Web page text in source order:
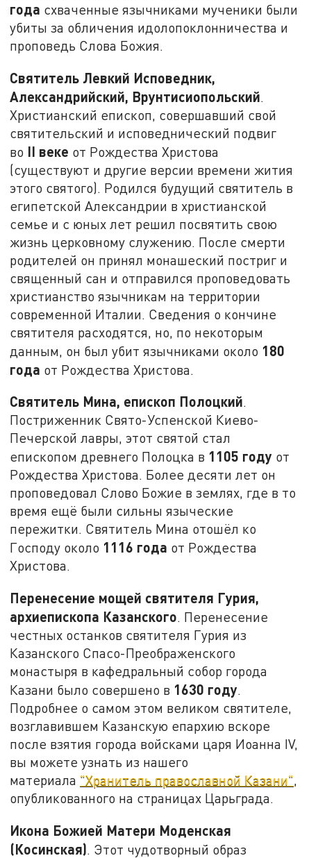
года схваченные язычниками мученики были
убиты за обличения идолопоклонничества и
проповедь Слова Божия.
Святитель Левкий Исповедник,
Александрийский, Врунтисиопольский.
Христианский епископ, совершавший свой
святительский и исповеднический подвиг
во II веке от Рождества Христова
(существуют и другие версии времени жития
этого святого). Родился будущий святитель в
египетской Александрии в христианской
семье и с юных лет решил посвятить свою
жизнь церковному служению. После смерти
родителей он принял монашеский постриг и
священный сан и отправился проповедовать
христианство язычникам на территории
современной Италии. Сведения о кончине
святителя расходятся, но, по некоторым
данным, он был убит язычниками около 180
года от Рождества Христова.
Святитель Мина, епископ Полоцкий.
Постриженник Свято-Успенской Киево-
Печерской лавры, этот святой стал
епископом древнего Полоцка в 1105 году от
Рождества Христова. Более десяти лет он
проповедовал Слово Божие в землях, где в то
время ещё были сильны языческие
пережитки. Святитель Мина отошёл ко
Господу около 1116 года от Рождества
Христова.
Перенесение мощей святителя Гурия,
архиепископа Казанского. Перенесение
честных останков святителя Гурия из
Казанского Спасо-Преображенского
монастыря в кафедральный собор города
Казани было совершено в 1630 году.
Подробнее о самом этом великом святителе,
возглавившем Казанскую епархию вскоре
после взятия города войсками царя Иоанна IV,
вы можете узнать из нашего
материала "Хранитель православной Казани",
опубликованного на страницах Царьграда.
Икона Божией Матери Моденская
(Косинская). Этот чудотворный образ